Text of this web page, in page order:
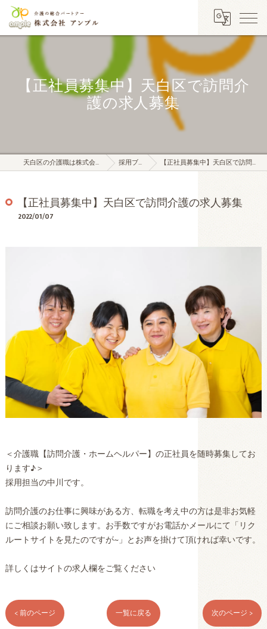
【正社員募集中】天白区で訪問介
護の求人募集
天白区の介護職は株式会社アンプル 採用ブログ 【正社員募集中】天白区で訪問介護の求人募集
【正社員募集中】天白区で訪問介護の求人募集
2022/01/07
＜介護職【訪問介護・ホームヘルパー】の正社員を随時募集してお
ります♪＞
採用担当の中川です。
訪問介護のお仕事に興味がある方、転職を考え中の方は是非お気軽
にご相談お願い致します。お手数ですがお電話かメールにて「リク
ルートサイトを見たのですが~」とお声を掛けて頂ければ幸いです。
詳しくはサイトの求人欄をご覧ください
< 前のページ 一覧に戻る 次のページ >